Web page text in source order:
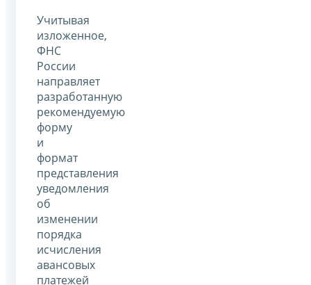
Учитывая
изложенное,
ФНС
России
направляет
разработанную
рекомендуемую
форму
и
формат
представления
уведомления
об
изменении
порядка
исчисления
авансовых
платежей